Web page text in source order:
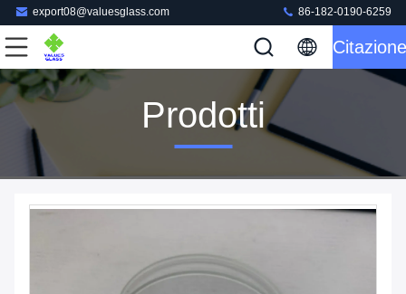
export08@valuesglass.com 86-182-0190-6259
Citazione
Prodotti